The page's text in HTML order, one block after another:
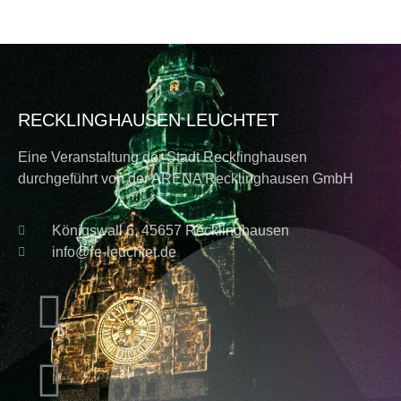
RECKLINGHAUSEN LEUCHTET
Eine Veranstaltung der Stadt Recklinghausen
durchgeführt von der ARENA Recklinghausen GmbH
Königswall 6, 45657 Recklinghausen
info@re-leuchtet.de